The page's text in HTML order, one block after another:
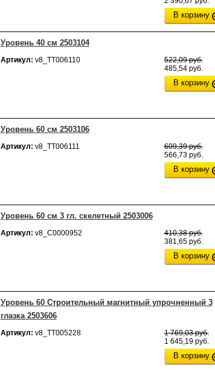
В корзину
Уровень 40 см 2503104
Артикул: v8_ТТ006110
522,09 руб.
485,54 руб.
В корзину
Уровень 60 см 2503106
Артикул: v8_ТТ006111
609,39 руб.
566,73 руб.
В корзину
Уровень 60 см 3 гл. скелетный 2503006
Артикул: v8_С0000952
410,38 руб.
381,65 руб.
В корзину
Уровень 60 Строительный магнитный упрочненный 3
глазка 2503606
Артикул: v8_ТТ005228
1 769,03 руб.
1 645,19 руб.
В корзину